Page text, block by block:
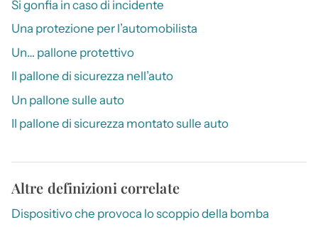
Si gonfia in caso di incidente
Una protezione per l’automobilista
Un… pallone protettivo
Il pallone di sicurezza nell’auto
Un pallone sulle auto
Il pallone di sicurezza montato sulle auto
Altre definizioni correlate
Dispositivo che provoca lo scoppio della bomba